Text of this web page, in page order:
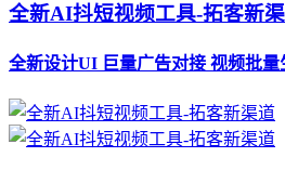
全新AI抖短视频工具-拓客新
全新设计UI 巨量广告对接 视频批